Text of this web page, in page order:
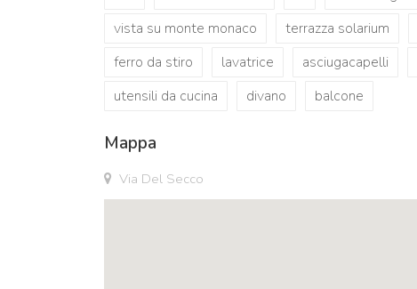
vista su monte monaco
terrazza solarium
ferro da stiro
lavatrice asciugacapelli
utensili da cucina
divano balcone
Mappa
Via Del Secco